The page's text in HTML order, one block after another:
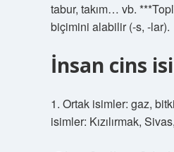
tabur, takım… vb.
biçimini alabilir (-s, -lar).
İnsan cins
1. Ortak isimler: gaz,
isimler: Kızılırmak,